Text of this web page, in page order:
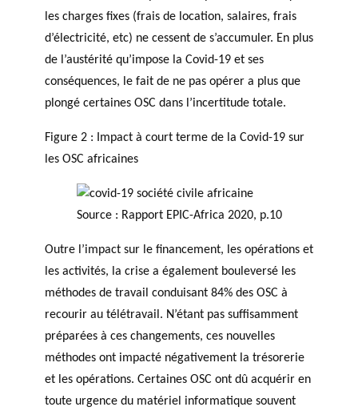
les charges fixes (frais de location, salaires, frais
d’électricité, etc) ne cessent de s’accumuler. En plus
de l’austérité qu’impose la Covid-19 et ses
conséquences, le fait de ne pas opérer a plus que
plongé certaines OSC dans l’incertitude totale.
Figure 2 : Impact à court terme de la Covid-19 sur
les OSC africaines
Source : Rapport EPIC-Africa 2020, p.10
Outre l’impact sur le financement, les opérations et
les activités, la crise a également bouleversé les
méthodes de travail conduisant 84% des OSC à
recourir au télétravail. N’étant pas suffisamment
préparées à ces changements, ces nouvelles
méthodes ont impacté négativement la trésorerie
et les opérations. Certaines OSC ont dû acquérir en
toute urgence du matériel informatique souvent